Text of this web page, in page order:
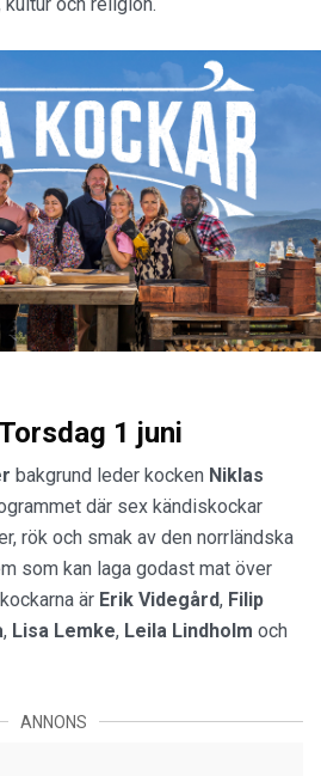
1 juni
bakgrund leder kocken Niklas
där sex kändiskockar
rök och smak av den norrländska
som kan laga godast mat över
är Erik Videgård, Filip
, Lisa Lemke, Leila Lindholm och
ANNONS